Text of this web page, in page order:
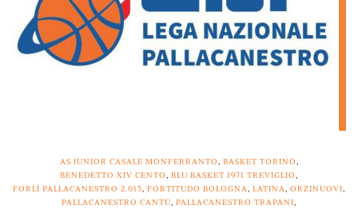
AS JUNIOR CASALE MONFERRANTO, BASKET TORINO,
BENEDETTO XIV CENTO, BLU BASKET 1971 TREVIGLIO,
FORLÌ PALLACANESTRO 2.015, FORTITUDO BOLOGNA, LATINA, ORZINUOVI,
PALLACANESTRO CANTÙ, PALLACANESTRO TRAPANI,